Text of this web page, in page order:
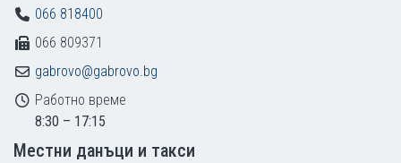
066 818400
066 809371
gabrovo@gabrovo.bg
Работно време
8:30 – 17:15
Местни данъци и такси